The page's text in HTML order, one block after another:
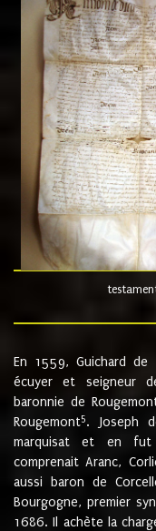
En 1559, Guichard de
écuyer et seigneur
baronnie de
Rougemont5. Joseph
marquisat et en fut
comprenait Aranc,
aussi baron de
Bourgogne, premier
1686. Il achète la